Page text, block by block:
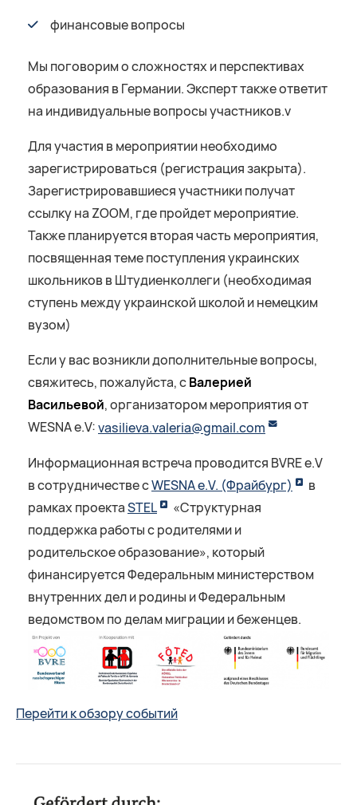
финансовые вопросы
Мы поговорим о сложностях и перспективах
образования в Германии. Эксперт также ответит
на индивидуальные вопросы участников.v
Для участия в мероприятии необходимо
зарегистрироваться (регистрация закрыта).
Зарегистрировавшиеся участники получат
ссылку на ZOOM, где пройдет мероприятие.
Также планируется вторая часть мероприятия,
посвященная теме поступления украинских
школьников в Штудиенколлеги (необходимая
ступень между украинской школой и немецким
вузом)
Если у вас возникли дополнительные вопросы,
свяжитесь, пожалуйста, сВалерией
Васильевой, организатором мероприятия от
WESNA e.V:vasilieva.valeria@gmail.com
Информационная встреча проводится BVRE e.V
в сотрудничестве сWESNA e.V. (Фрайбург)
в
рамках проектаSTEL
«Структурная
поддержка работы с родителями и
родительское образование», который
финансируется Федеральным министерством
внутренних дел и родины и Федеральным
ведомством по делам миграции и беженцев.
Перейти к обзору событий